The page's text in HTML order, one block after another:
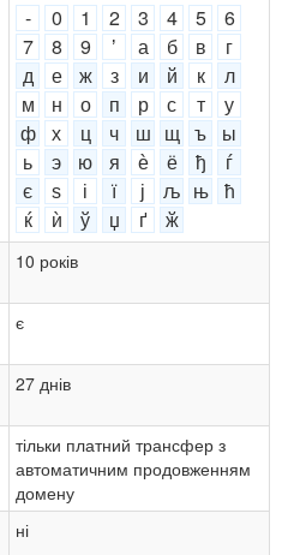
- 0 1 2 3 4 5
6
7
8 9 ʼ а б в
г
д
е ж з и й к
л
м
н о п р с т
у
ф х ц ч ш щ ъ
ы
ь
э ю я ѐ ё ђ
ѓ
є
ѕ і ї ј љ њ ћ
ќ
ѝ ў џ ґ ӂ
10 років
є
27 днів
тільки платний трансфер з
автоматичним продовженням
домену
ні